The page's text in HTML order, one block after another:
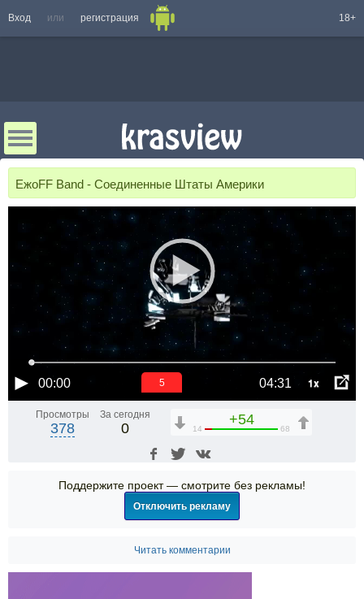
Вход или регистрация 18+
ЕжоFF Band - Соединенные Штаты Америки
00:00 04:31 1x
5
Просмотры
378
За сегодня
0
+54
14 68
Поддержите проект — смотрите без рекламы!
Отключить рекламу
Читать комментарии